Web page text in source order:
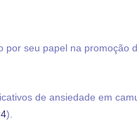
seu papel na promoção
de ansiedade em
).